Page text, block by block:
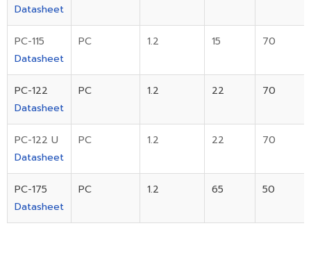
Datasheet
PC-115
Datasheet
PC 1.2 15 70
PC-122
Datasheet
PC 1.2 22 70
PC-122 U
Datasheet
PC 1.2 22 70
PC-175
Datasheet
PC 1.2 65 50